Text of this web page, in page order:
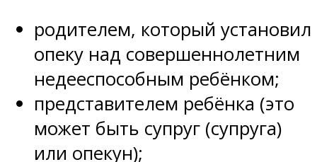
родителем, который установил
опеку над совершеннолетним
недееспособным ребёнком;
представителем ребёнка (это
может быть супруг (супруга)
или опекун);